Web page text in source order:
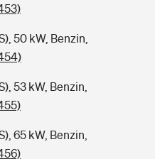
50 kW, Benzin,
53 kW, Benzin,
65 kW, Benzin,